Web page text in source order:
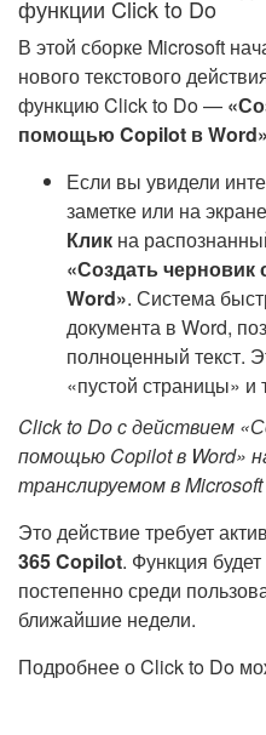
функции Click to Do
В этой сборке Microsoft
нового текстового
функцию Click to Do —
помощью Copilot в Word»
Если вы увидели
заметке или на
Клик на
«Создать
Word». Система
документа в Word,
полноценный текст.
«пустой страницы» и
Click to Do с действием
помощью Copilot в Word»
транслируемом в Microsoft
Это действие требует
365 Copilot. Функция
постепенно среди
ближайшие недели.
Подробнее о Click to Do